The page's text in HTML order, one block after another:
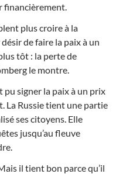
financièrement.
plus croire à la
de faire la paix à un
tôt : la perte de
le montre.
signer la paix à un prix
La Russie tient une partie
ses citoyens. Elle
jusqu’au fleuve
il tient bon parce qu’il